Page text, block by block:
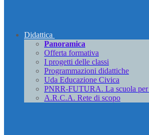
Didattica
Panoramica
Offerta formativa
I progetti delle classi
Programmazioni didattiche
Uda Educazione Civica
PNRR-FUTURA. La scuola
A.R.C.A. Rete di scopo